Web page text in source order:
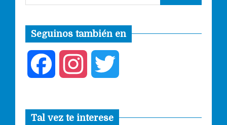
Seguinos también en
c s i
Tal vez te interese